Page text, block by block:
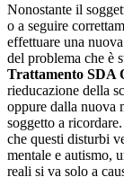
Nonostante il
o a seguire
effettuare una
del problema che è
Trattamento SDA
rieducazione della
oppure dalla nuova
soggetto a
che questi disturbi
mentale e autismo,
reali si va solo a